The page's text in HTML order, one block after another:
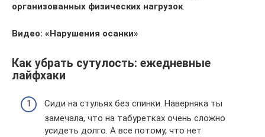
организованных физических нагрузок
Видео: «Нарушения осанки»
Как убрать сутулость: ежедневные
лайфхаки
Сиди на стульях без спинки. Наверняка ты
замечала, что на табуретках очень сложно
усидеть долго. А все потому, что нет